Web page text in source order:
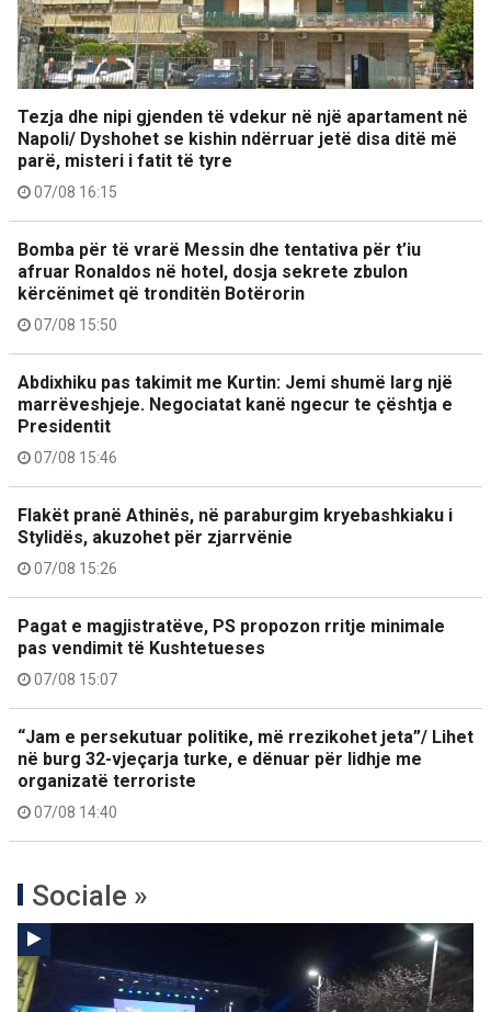
Tezja dhe nipi gjenden të vdekur në një apartament në
Napoli/ Dyshohet se kishin ndërruar jetë disa ditë më
parë, misteri i fatit të tyre
07/08 16:15
Bomba për të vrarë Messin dhe tentativa për t’iu
afruar Ronaldos në hotel, dosja sekrete zbulon
kërcënimet që tronditën Botërorin
07/08 15:50
Abdixhiku pas takimit me Kurtin: Jemi shumë larg një
marrëveshjeje. Negociatat kanë ngecur te çështja e
Presidentit
07/08 15:46
Flakët pranë Athinës, në paraburgim kryebashkiaku i
Stylidës, akuzohet për zjarrvënie
07/08 15:26
Pagat e magjistratëve, PS propozon rritje minimale
pas vendimit të Kushtetueses
07/08 15:07
“Jam e persekutuar politike, më rrezikohet jeta”/ Lihet
në burg 32-vjeçarja turke, e dënuar për lidhje me
organizatë terroriste
07/08 14:40
Sociale »